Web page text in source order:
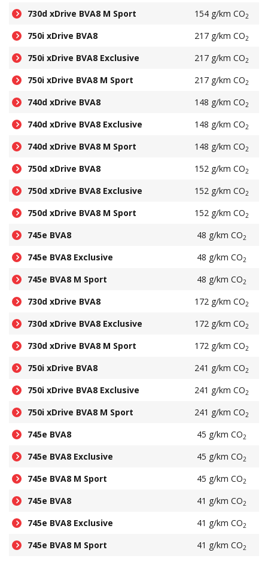
730d xDrive BVA8 M Sport 154 g/km CO2
750i xDrive BVA8 217 g/km CO2
750i xDrive BVA8 Exclusive 217 g/km CO2
750i xDrive BVA8 M Sport 217 g/km CO2
740d xDrive BVA8 148 g/km CO2
740d xDrive BVA8 Exclusive 148 g/km CO2
740d xDrive BVA8 M Sport 148 g/km CO2
750d xDrive BVA8 152 g/km CO2
750d xDrive BVA8 Exclusive 152 g/km CO2
750d xDrive BVA8 M Sport 152 g/km CO2
745e BVA8 48 g/km CO2
745e BVA8 Exclusive 48 g/km CO2
745e BVA8 M Sport 48 g/km CO2
730d xDrive BVA8 172 g/km CO2
730d xDrive BVA8 Exclusive 172 g/km CO2
730d xDrive BVA8 M Sport 172 g/km CO2
750i xDrive BVA8 241 g/km CO2
750i xDrive BVA8 Exclusive 241 g/km CO2
750i xDrive BVA8 M Sport 241 g/km CO2
745e BVA8 45 g/km CO2
745e BVA8 Exclusive 45 g/km CO2
745e BVA8 M Sport 45 g/km CO2
745e BVA8 41 g/km CO2
745e BVA8 Exclusive 41 g/km CO2
745e BVA8 M Sport 41 g/km CO2